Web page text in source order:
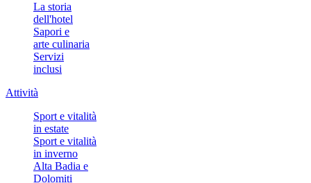
La storia
dell'hotel
Sapori e
arte culinaria
Servizi
inclusi
Attività
Sport e vitalità
in estate
Sport e vitalità
in inverno
Alta Badia e
Dolomiti